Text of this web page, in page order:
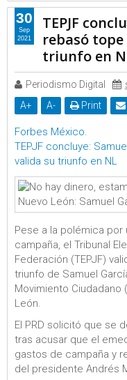
Forbes
Noticias
TEPJF concluye:
valida su triunfo en NL
TEPJF
rebasó
triunfo en
Periodismo Digital
A+ A- Print
Forbes México.
TEPJF concluye:
valida su triunfo en NL
Pese a la polémica
campaña, el Tribunal
Federación (TEPJF)
triunfo de Samuel
Movimiento Ciudadano
León.
El PRD solicitó que se
tras acusar que el
gastos de campaña y
del presidente Andrés
30
Sep
2021